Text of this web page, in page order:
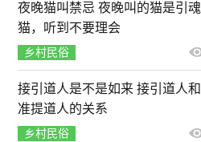
夜晚猫叫禁忌 夜晚叫的猫是引魂
猫，听到不要理会
乡村民俗
接引道人是不是如来 接引道人和
准提道人的关系
乡村民俗